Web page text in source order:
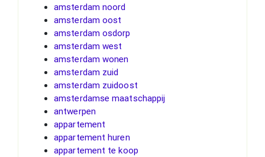
amsterdam noord
amsterdam oost
amsterdam osdorp
amsterdam west
amsterdam wonen
amsterdam zuid
amsterdam zuidoost
amsterdamse maatschappij
antwerpen
appartement
appartement huren
appartement te koop